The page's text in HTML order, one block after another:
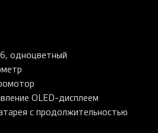
одноцветный
OLED-дисплеем
с продолжительностью